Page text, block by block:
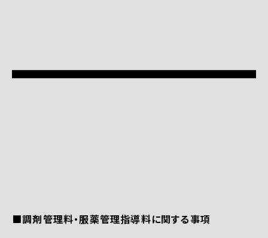
■調剤管理料・服薬管理指導料に関する事項